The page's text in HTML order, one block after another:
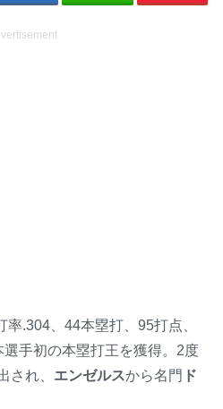
率.304、44本塁打、95打点、
手初の本塁打王を獲得。2度
され、 エンゼルスから名門 ド